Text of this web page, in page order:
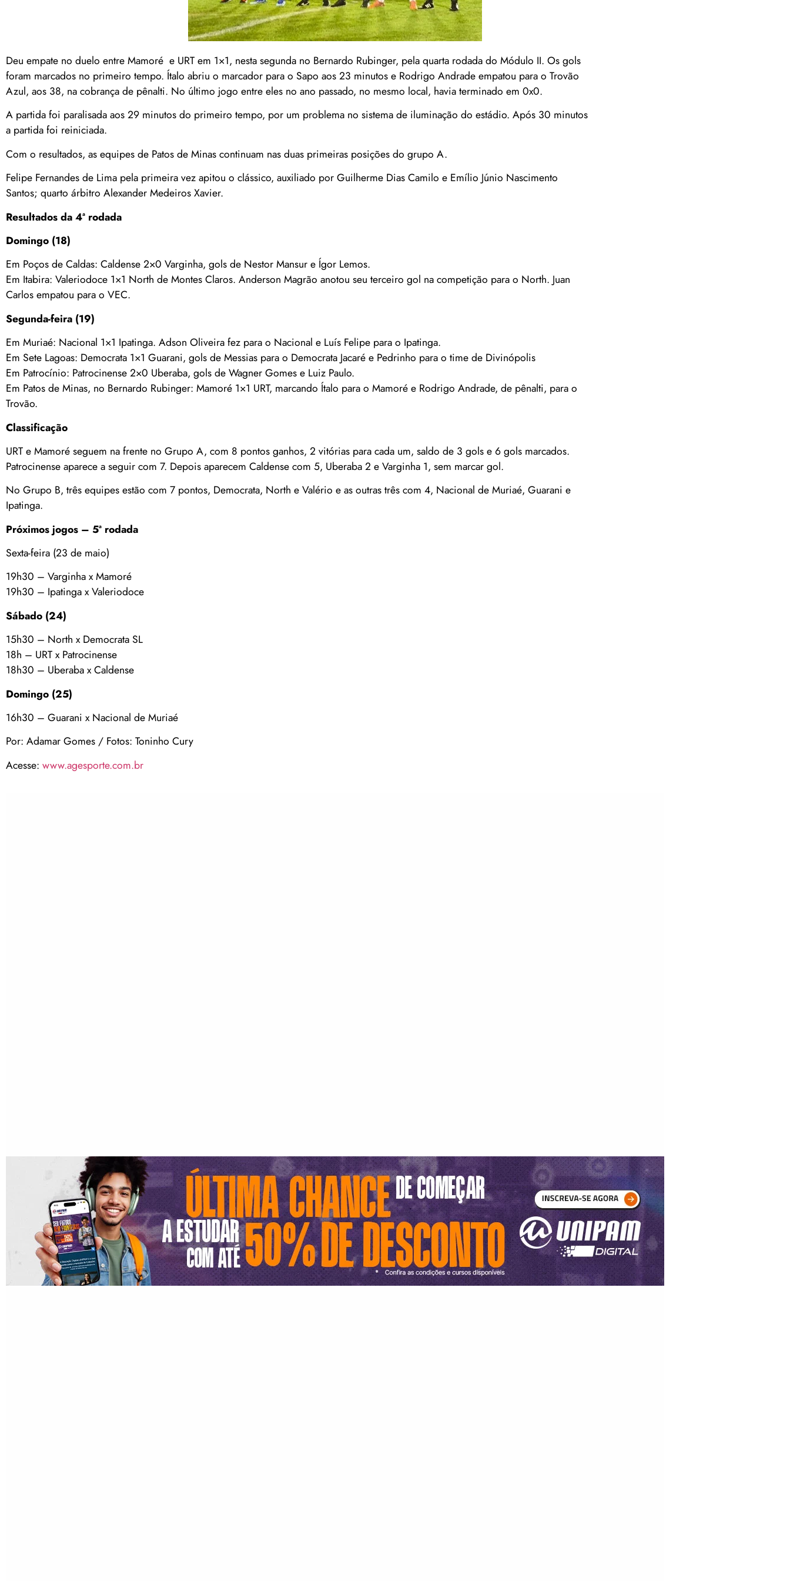
Deu empate no duelo entre Mamoré e URT em 1×1, nesta segunda no Bernardo Rubinger, pela quarta rodada do Módulo II. Os gols
foram marcados no primeiro tempo. Ítalo abriu o marcador para o Sapo aos 23 minutos e Rodrigo Andrade empatou para o Trovão
Azul, aos 38, na cobrança de pênalti. No último jogo entre eles no ano passado, no mesmo local, havia terminado em 0x0.
A partida foi paralisada aos 29 minutos do primeiro tempo, por um problema no sistema de iluminação do estádio. Após 30 minutos
a partida foi reiniciada.
Com o resultados, as equipes de Patos de Minas continuam nas duas primeiras posições do grupo A.
Felipe Fernandes de Lima pela primeira vez apitou o clássico, auxiliado por Guilherme Dias Camilo e Emílio Júnio Nascimento
Santos; quarto árbitro Alexander Medeiros Xavier.
Resultados da 4ª rodada
Domingo (18)
Em Poços de Caldas: Caldense 2×0 Varginha, gols de Nestor Mansur e Ígor Lemos.
Em Itabira: Valeriodoce 1×1 North de Montes Claros. Anderson Magrão anotou seu terceiro gol na competição para o North. Juan
Carlos empatou para o VEC.
Segunda-feira (19)
Em Muriaé: Nacional 1×1 Ipatinga. Adson Oliveira fez para o Nacional e Luís Felipe para o Ipatinga.
Em Sete Lagoas: Democrata 1×1 Guarani, gols de Messias para o Democrata Jacaré e Pedrinho para o time de Divinópolis
Em Patrocínio: Patrocinense 2×0 Uberaba, gols de Wagner Gomes e Luiz Paulo.
Em Patos de Minas, no Bernardo Rubinger: Mamoré 1×1 URT, marcando Ítalo para o Mamoré e Rodrigo Andrade, de pênalti, para o
Trovão.
Classificação
URT e Mamoré seguem na frente no Grupo A, com 8 pontos ganhos, 2 vitórias para cada um, saldo de 3 gols e 6 gols marcados.
Patrocinense aparece a seguir com 7. Depois aparecem Caldense com 5, Uberaba 2 e Varginha 1, sem marcar gol.
No Grupo B, três equipes estão com 7 pontos, Democrata, North e Valério e as outras três com 4, Nacional de Muriaé, Guarani e
Ipatinga.
Próximos jogos – 5ª rodada
Sexta-feira (23 de maio)
19h30 – Varginha x Mamoré
19h30 – Ipatinga x Valeriodoce
Sábado (24)
15h30 – North x Democrata SL
18h – URT x Patrocinense
18h30 – Uberaba x Caldense
Domingo (25)
16h30 – Guarani x Nacional de Muriaé
Por: Adamar Gomes / Fotos: Toninho Cury
Acesse: www.agesporte.com.br